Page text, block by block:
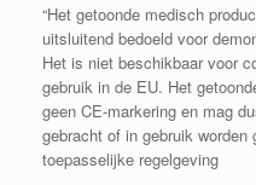
“Het getoonde medisch
uitsluitend bedoeld voor
Het is niet beschikbaar voor
gebruik in de EU. Het
geen CE-markering en mag
gebracht of in gebruik
toepasselijke regelgeving